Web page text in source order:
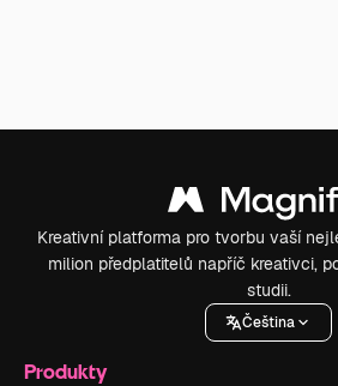
Kreativní platforma pro tvorbu vaší
milion předplatitelů napříč kreativci,
studii.
Čeština
Produkty